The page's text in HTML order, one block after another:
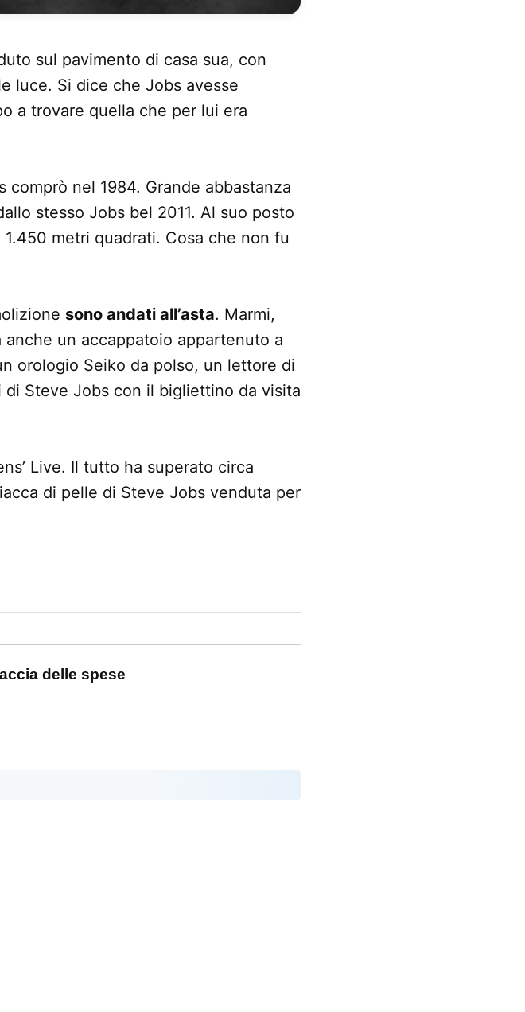
sul pavimento di casa sua, con
luce. Si dice che Jobs avesse
a trovare quella che per lui era
comprò nel 1984. Grande abbastanza
stesso Jobs bel 2011. Al suo posto
metri quadrati. Cosa che non fu
sono andati all’asta. Marmi,
un accappatoio appartenuto a
orologio Seiko da polso, un lettore di
Steve Jobs con il bigliettino da visita
Live. Il tutto ha superato circa
di pelle di Steve Jobs venduta per
delle spese